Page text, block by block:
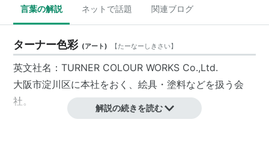
言葉の解説 ネットで話題 関連ブログ
ターナー色彩 (アート) 【たーなーしきさい】
英文社名：TURNER COLOUR WORKS Co.,Ltd.
大阪市淀川区に本社をおく、絵具・塗料などを扱う会
社。
解説の続きを読む